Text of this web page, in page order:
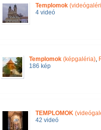
Templomok
4 videó
Templomok(képgaléria),
186 kép
TEMPLOMOK
42 videó